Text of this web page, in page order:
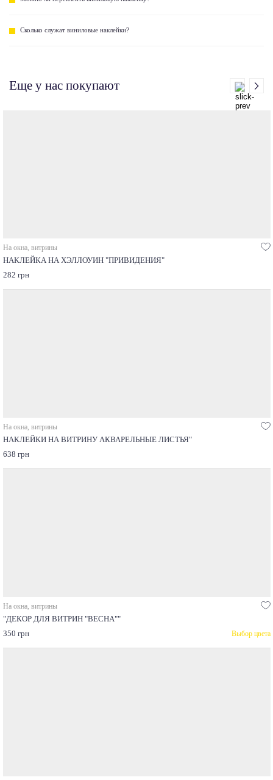
Сколько служат виниловые наклейки?
Еще у нас покупают
На окна, витрины
НАКЛЕЙКА НА ХЭЛЛОУИН "ПРИВИДЕНИЯ"
282 грн
На окна, витрины
НАКЛЕЙКИ НА ВИТРИНУ АКВАРЕЛЬНЫЕ ЛИСТЬЯ"
638 грн
На окна, витрины
"ДЕКОР ДЛЯ ВИТРИН "ВЕСНА""
350 грн
Выбор цвета